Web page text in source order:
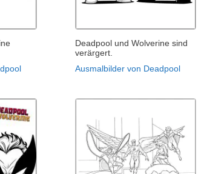
Deadpool und Wolverine sind
verärgert.
Ausmalbilder von Deadpool